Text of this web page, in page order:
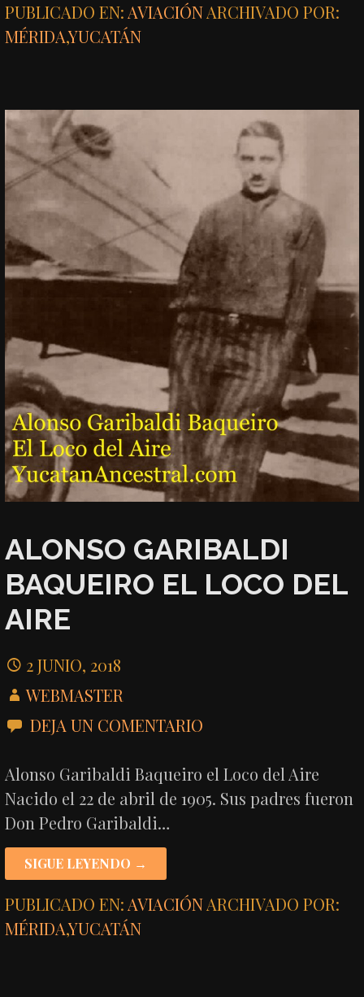
PUBLICADO EN: AVIACIÓNARCHIVADO POR:
MÉRIDA,YUCATÁN
ALONSO GARIBALDI
BAQUEIRO EL LOCO DEL
AIRE
2 JUNIO, 2018
WEBMASTER
DEJA UN COMENTARIO
Alonso Garibaldi Baqueiro el Loco del Aire
Nacido el 22 de abril de 1905. Sus padres fueron
Don Pedro Garibaldi…
SIGUE LEYENDO →
PUBLICADO EN:AVIACIÓNARCHIVADO POR:
MÉRIDA,YUCATÁN